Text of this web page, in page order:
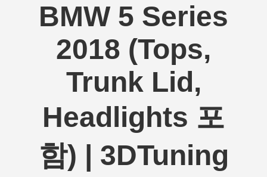
BMW 5 Series
2018 (Tops,
Trunk Lid,
Headlights 포
함) | 3DTuning